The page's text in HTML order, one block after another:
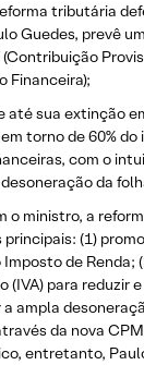
tributária
Guedes, prevê
Financeira);
até sua extinção
torno de 60%
com o
da
o ministro, a
(1)
de Renda;
(IVA) para reduzir
a ampla
da nova
entretanto,